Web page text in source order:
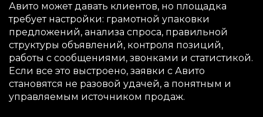
Авито может давать клиентов, но площадка
требует настройки: грамотной упаковки
предложений, анализа спроса, правильной
структуры объявлений, контроля позиций,
работы с сообщениями, звонками и статистикой.
Если все это выстроено, заявки с Авито
становятся не разовой удачей, а понятным и
управляемым источником продаж.